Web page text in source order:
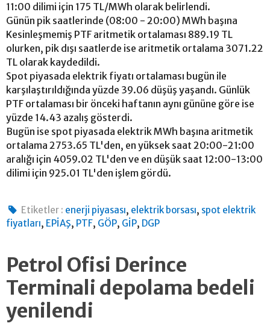
11:00 dilimi için 175 TL/MWh olarak belirlendi.
Günün pik saatlerinde (08:00 - 20:00) MWh başına
Kesinleşmemiş PTF aritmetik ortalaması 889.19 TL
olurken, pik dışı saatlerde ise aritmetik ortalama 3071.22
TL olarak kaydedildi.
Spot piyasada elektrik fiyatı ortalaması bugün ile
karşılaştırıldığında yüzde 39.06 düşüş yaşandı. Günlük
PTF ortalaması bir önceki haftanın aynı gününe göre ise
yüzde 14.43 azalış gösterdi.
Bugün ise spot piyasada elektrik MWh başına aritmetik
ortalama 2753.65 TL'den, en yüksek saat 20:00-21:00
aralığı için 4059.02 TL'den ve en düşük saat 12:00-13:00
dilimi için 925.01 TL'den işlem gördü.
Etiketler : enerji piyasası, elektrik borsası, spot elektrik
fiyatları, EPİAŞ, PTF, GÖP, GİP, DGP
Petrol Ofisi Derince
Terminali depolama bedeli
yenilendi